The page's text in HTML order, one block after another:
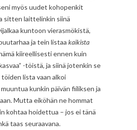
myös uudet kohopenkit
sitten laittelinkin siinä
kuntoon vierasmökistä,
ja tein listaa kaikista
kiireellisesti ennen kuin
-töistä, ja siinä jotenkin se
lista vaan alkoi
kunkin päivän fiiliksen ja
Mutta eiköhän ne hommat
kohtaa hoidettua – jos ei tänä
taas seuraavana.